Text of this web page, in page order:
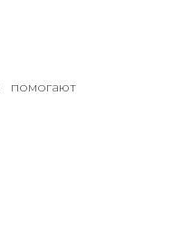
помогают